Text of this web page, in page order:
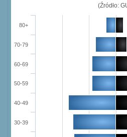
(Źródło:
30-39
40-49
50-59
60-69
70-79
80+